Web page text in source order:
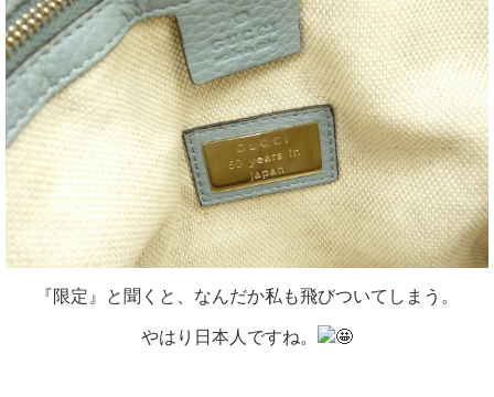
『限定』と聞くと、なんだか私も飛びついてしまう。
やはり日本人ですね。